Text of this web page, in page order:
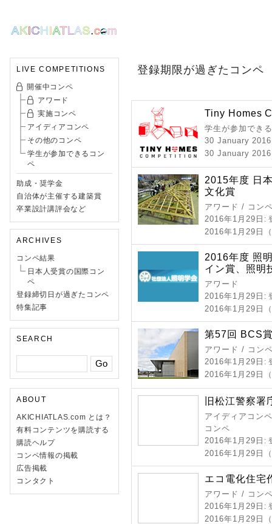
LIVE COMPETITIONS
開催中コンペ
アワード
実施コンペ
アイディアコンペ
その他のコンペ
学生が参加できるコン
ペ
助成・奨学金
自治体が主催する建築賞
卒業設計講評会など
ARCHIVES
コンペ結果
日本人受賞の国際コン
ペ
登録締切日が過ぎたコンペ
特集記事
SEARCH
ABOUT
AKICHIATLAS.com とは？
有料コンテンツを購読する
購読ヘルプ
コンペ情報の掲載
広告掲載
コンタクト
登録期限が過ぎたコンペ
Tiny Homes
学生が参加でき
30 January 2016
30 January
2015年度 日
文化賞
アワード / コン
2016年1月29日 :
2016年1月29日
2016年度 照
イン賞、照明
アワード
2016年1月29日 :
2016年1月29日
第57回 BCS
アワード / コン
2016年1月29日 :
2016年1月29日
旧松江警察署
アイディアコン
コンペ
2016年1月29日 :
2016年1月29日
エコ電化住宅
アワード / コン
2016年1月29日 :
2016年1月29日